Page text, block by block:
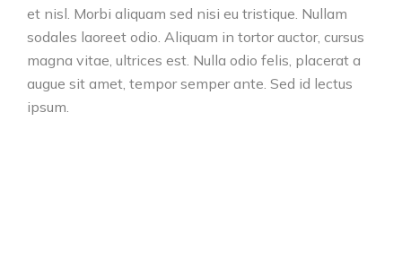
et nisl. Morbi aliquam sed nisi eu tristique. Nullam
sodales laoreet odio. Aliquam in tortor auctor, cursus
magna vitae, ultrices est. Nulla odio felis, placerat a
augue sit amet, tempor semper ante. Sed id lectus
ipsum.